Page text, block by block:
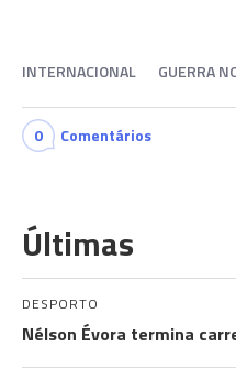
INTERNACIONAL GUERRA
0 Comentários
Últimas
DESPORTO
Nélson Évora termina